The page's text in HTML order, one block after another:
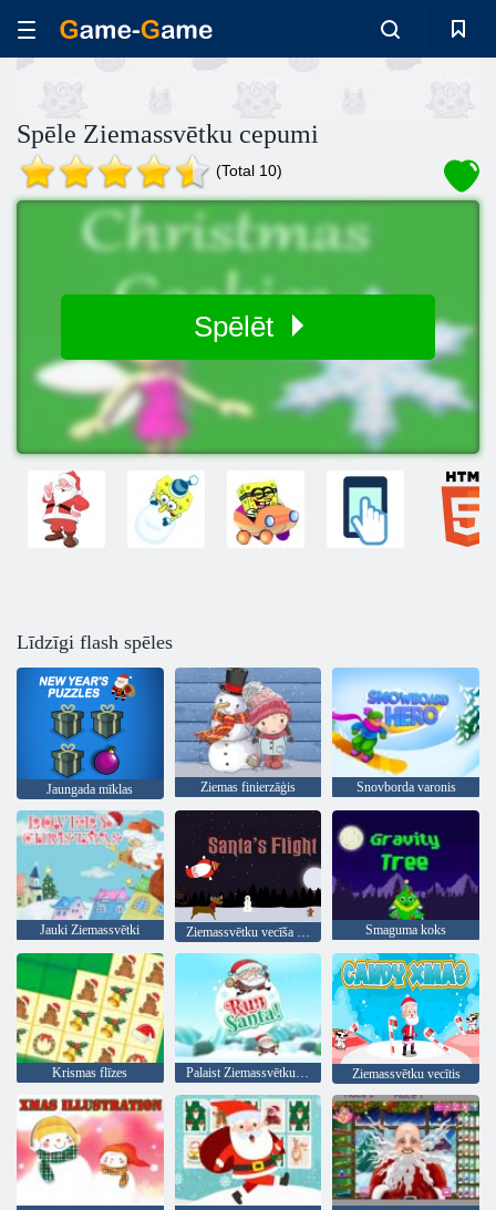
Spēle Ziemassvētku cepumi
(Total 10)
Spēlēt
Līdzīgi flash spēles
Jaungada mīklas Ziemas finierzāģis Snovborda varonis
Jauki Ziemassvētki Smaguma koks
Krismas flīzes Palaist Ziemassvētku vecīti Ziemassvētku vecītis